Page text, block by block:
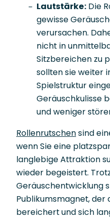
Lautstärke: Die
gewisse
verursachen.
nicht in
Sitzbereichen zu
sollten sie weiter
Spielstruktur
Geräuschkulisse
und weniger
Rollenrutschensind
wenn Sie eine
langlebige Attraktion
wieder begeistert.
Geräuschentwicklung
Publikumsmagnet, der
bereichert und sich